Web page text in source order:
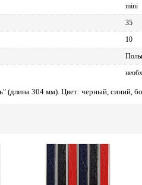
mini
35
10
(длина 304 мм). Цвет: черный, синий,